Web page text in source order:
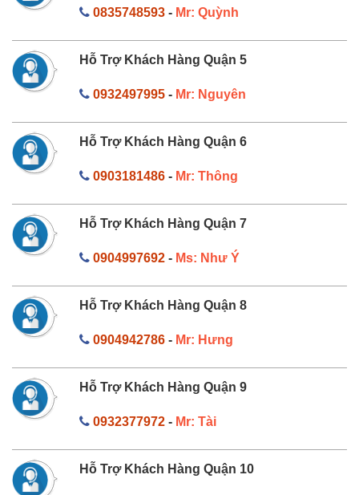
0835748593- Mr: Quỳnh
Hỗ Trợ Khách Hàng Quận 5
0932497995- Mr: Nguyên
Hỗ Trợ Khách Hàng Quận 6
0903181486- Mr: Thông
Hỗ Trợ Khách Hàng Quận 7
0904997692- Ms: Như Ý
Hỗ Trợ Khách Hàng Quận 8
0904942786- Mr: Hưng
Hỗ Trợ Khách Hàng Quận 9
0932377972- Mr: Tài
Hỗ Trợ Khách Hàng Quận 10